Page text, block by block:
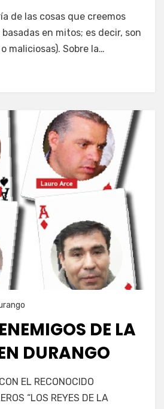
de las cosas que creemos
en mitos; es decir, son
maliciosas). Sobre la…
DE LA
DURANGO
EL RECONOCIDO
“LOS REYES DE LA